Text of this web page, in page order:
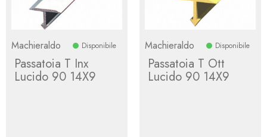
Machieraldo Disponibile
Passatoia T Inx
Lucido 90 14X9
Machieraldo Disponibile
Passatoia T Ott
Lucido 90 14X9